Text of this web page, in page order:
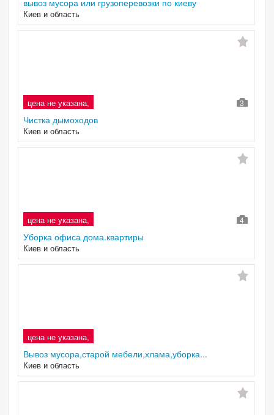
вывоз мусора или грузоперевозки по киеву
Киев и область
цена не указана, 3
Чистка дымоходов
Киев и область
цена не указана, 4
Уборка офиса дома.квартиры
Киев и область
цена не указана,
Вывоз мусора,старой мебели,хлама,уборка...
Киев и область